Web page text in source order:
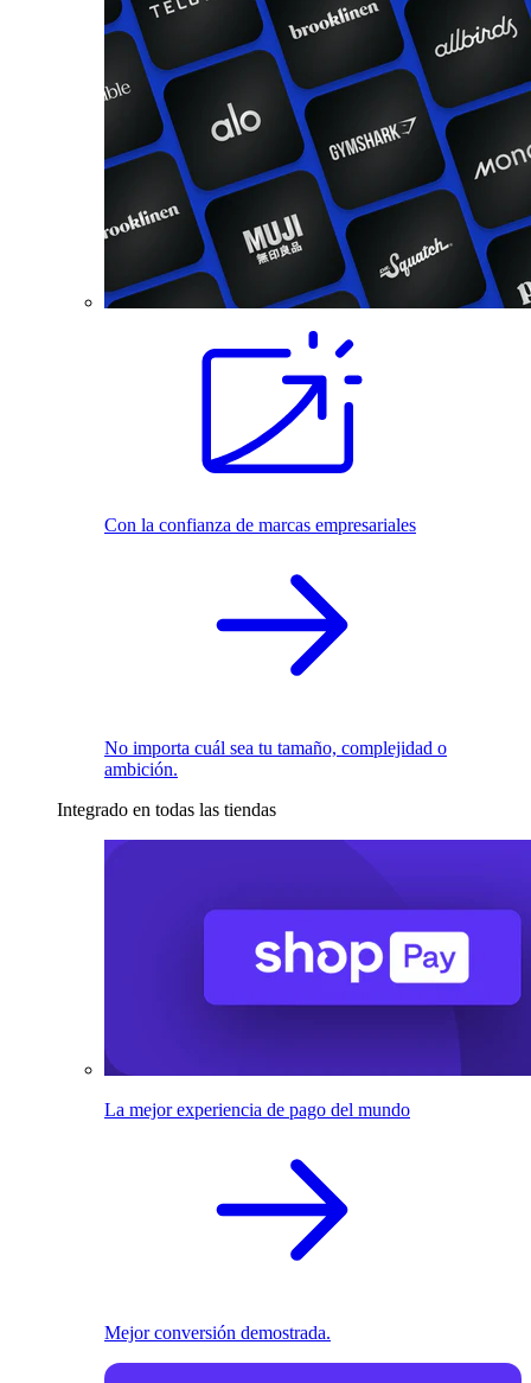
Con la confianza de marcas empresariales
No importa cuál sea tu tamaño, complejidad o
ambición.
Integrado en todas las tiendas
La mejor experiencia de pago del mundo
Mejor conversión demostrada.